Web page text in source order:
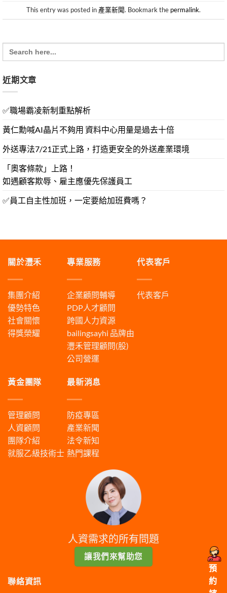
This entry was posted in 產業新聞. Bookmark the permalink.
Search
for:
近期文章
✅職場霸凌新制重點解析
黃仁勳喊AI晶片不夠用 資料中心用量是過去十倍
外送專法7/21正式上路，打造更安全的外送產業環境
「奧客條款」上路！
如遇顧客欺辱、雇主應優先保護員工
✅員工自主性加班，一定要給加班費嗎？
關於灃禾
集團介紹
優勢特色
社會關懷
得獎榮耀
專業服務
企業顧問輔導
PDP人才顧問
跨國人力資源
bailingsayhi 品牌由
灃禾管理顧問(股)
公司營運
代表客戶
代表客戶
黃金團隊
管理顧問
人資顧問
團隊介紹
就服乙級技術士
最新消息
防疫專區
產業新聞
法令新知
熱門課程
人資需求的所有問題
讓我們來幫助您
聯絡資訊
預
約